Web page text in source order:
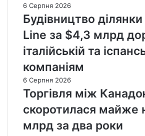
6 Серпня 2026
Будівництво
Line за $4,3 млрд
італійській та
компаніям
6 Серпня 2026
Торгівля між
скоротилася майже
млрд за два роки